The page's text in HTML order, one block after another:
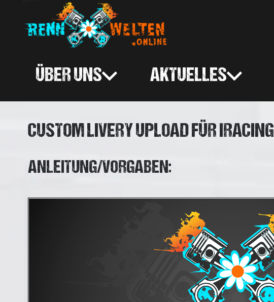
ÜBER UNS AKTUELLES
CUSTOM LIVERY UPLOAD FÜR IRACING
ANLEITUNG/VORGABEN: